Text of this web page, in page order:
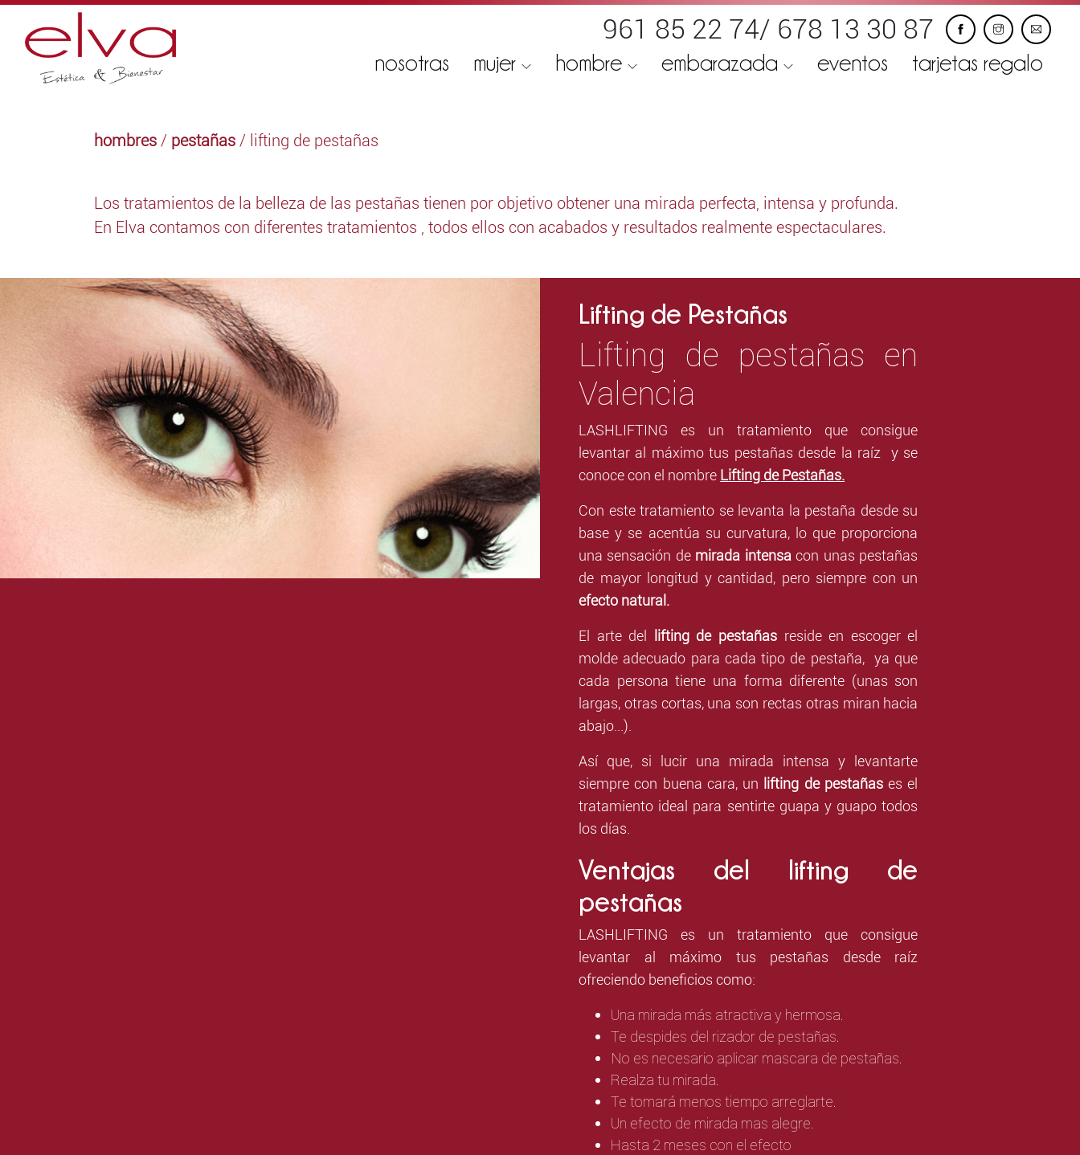
961 85 22 74/ 678 13 30 87
nosotras mujer hombre embarazada eventos tarjetas regalo
hombres / pestañas / lifting de pestañas
Los tratamientos de la belleza de las pestañas tienen por objetivo obtener una mirada perfecta, intensa y profunda.
En Elva contamos con diferentes tratamientos , todos ellos con acabados y resultados realmente espectaculares.
Lifting de Pestañas
Lifting de pestañas en
Valencia
LASHLIFTING es un tratamiento que consigue
levantar al máximo tus pestañas desde la raíz y se
conoce con el nombre Lifting de Pestañas.
Con este tratamiento se levanta la pestaña desde su
base y se acentúa su curvatura, lo que proporciona
una sensación de mirada intensa con unas pestañas
de mayor longitud y cantidad, pero siempre con un
efecto natural.
El arte del lifting de pestañas reside en escoger el
molde adecuado para cada tipo de pestaña, ya que
cada persona tiene una forma diferente (unas son
largas, otras cortas, una son rectas otras miran hacia
abajo...).
Así que, si lucir una mirada intensa y levantarte
siempre con buena cara, un lifting de pestañases el
tratamiento ideal para sentirte guapa y guapo todos
los días.
Ventajas del lifting de
pestañas
LASHLIFTING es un tratamiento que consigue
levantar al máximo tus pestañas desde raíz
ofreciendo beneficios como:
Una mirada más atractiva y hermosa.
Te despides del rizador de pestañas.
No es necesario aplicar mascara de pestañas.
Realza tu mirada.
Te tomará menos tiempo arreglarte.
Un efecto de mirada mas alegre.
Hasta 2 meses con el efecto